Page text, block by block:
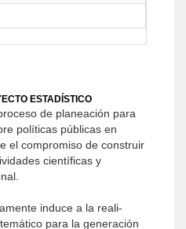
ESTADÍSTICO
de planeación para
políticas públicas en
el compromiso de construir
científicas y
induce a la reali­
para la generación